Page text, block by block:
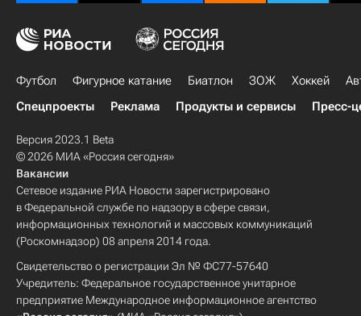
Футбол Фигурное катание Биатлон ЗОЖ Хоккей
Спецпроекты
Реклама Продукты и сервисы Пресс-
Версия 2023.1 Beta
© 2026 МИА «Россия сегодня»
Вакансии
Сетевое издание РИА Новости зарегистрировано
в Федеральной службе по надзору в сфере связи,
информационных технологий и массовых коммуникаций
(Роскомнадзор) 08 апреля 2014 года.
Свидетельство о регистрации Эл № ФС77-57640
Учредитель: Федеральное государственное унитарное
предприятие Международное информационное агентство